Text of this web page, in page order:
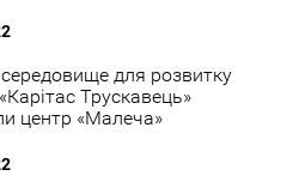
для розвитку
Трускавець»
центр «Малеча»